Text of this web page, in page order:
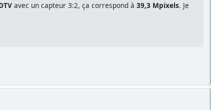
avec un capteur 3:2, ça correspond à 39,3 Mpixels. Je